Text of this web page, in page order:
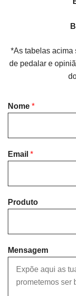
*As tabelas acima
de pedalar e
Nome *
t
Email *
Produto
Mensagem